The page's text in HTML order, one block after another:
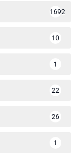
1692
10
1
22
26
1